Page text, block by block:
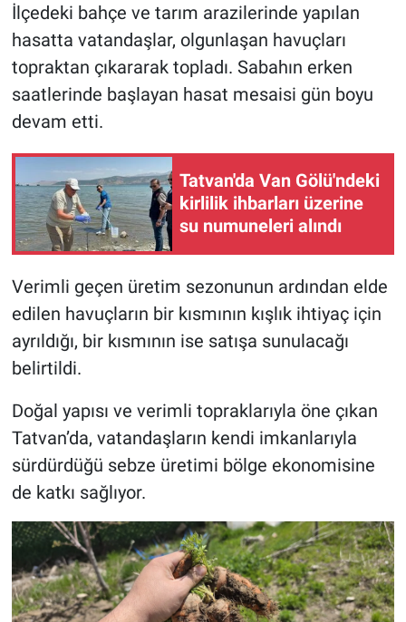
İlçedeki bahçe ve tarım arazilerinde yapılan
hasatta vatandaşlar, olgunlaşan havuçları
topraktan çıkararak topladı. Sabahın erken
saatlerinde başlayan hasat mesaisi gün boyu
devam etti.
Tatvan'da Van Gölü'ndeki
kirlilik ihbarları üzerine
su numuneleri alındı
Verimli geçen üretim sezonunun ardından elde
edilen havuçların bir kısmının kışlık ihtiyaç için
ayrıldığı, bir kısmının ise satışa sunulacağı
belirtildi.
Doğal yapısı ve verimli topraklarıyla öne çıkan
Tatvan’da, vatandaşların kendi imkanlarıyla
sürdürdüğü sebze üretimi bölge ekonomisine
de katkı sağlıyor.